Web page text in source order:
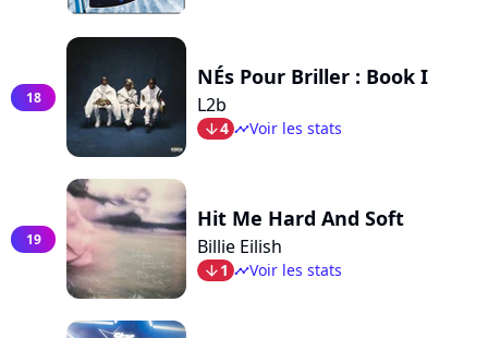
18
NÉs Pour Briller : Book I
L2b
arrow_bot4 timelineVoir les stats
19
Hit Me Hard And Soft
Billie Eilish
arrow_bot1 timelineVoir les stats